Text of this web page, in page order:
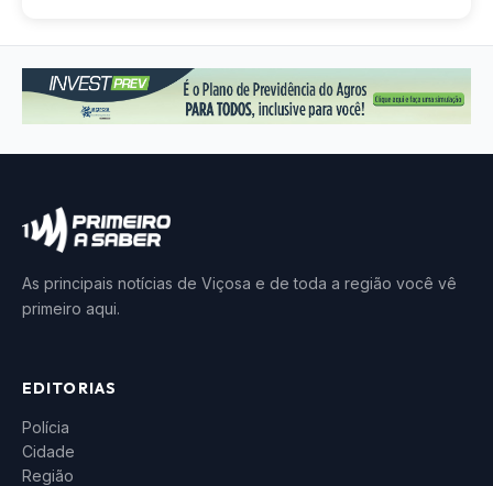
As principais notícias de Viçosa e de toda a região você vê
primeiro aqui.
EDITORIAS
Polícia
Cidade
Região